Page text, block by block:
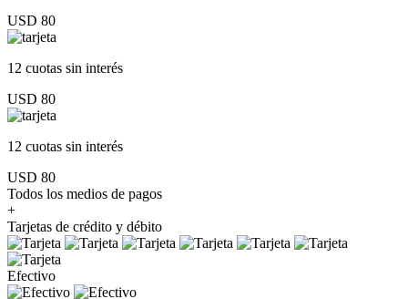
USD 80
12 cuotas sin interés
USD 80
12 cuotas sin interés
USD 80
Todos los medios de pagos
+
Tarjetas de crédito y débito
Efectivo